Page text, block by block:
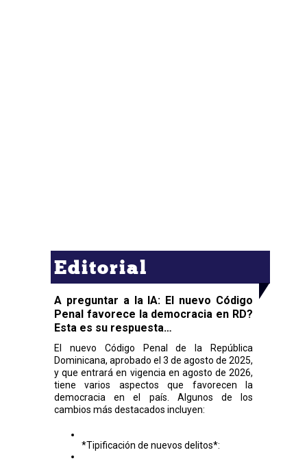
Editorial
A preguntar a la IA: El nuevo Código
Penal favorece la democracia en RD?
Esta es su respuesta…
El nuevo Código Penal de la República
Dominicana, aprobado el 3 de agosto de 2025,
y que entrará en vigencia en agosto de 2026,
tiene varios aspectos que favorecen la
democracia en el país. Algunos de los
cambios más destacados incluyen:
*Tipificación de nuevos delitos*: